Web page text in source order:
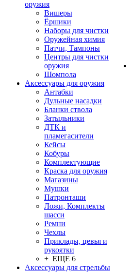
оружия
Вишеры
Ёршики
Наборы для чистки
Оружейная химия
Патчи, Тампоны
Центры для чистки
оружия
Шомпола
Аксессуары для оружия
Антабки
Дульные насадки
Бланки ствола
Затыльники
ДТК и
пламегасители
Кейсы
Кобуры
Комплектующие
Краска для оружия
Магазины
Мушки
Патронташи
Ложи, Комплекты
шасси
Ремни
Чехлы
Приклады, цевья и
рукоятки
+ ЕЩЕ 6
Аксессуары для стрельбы